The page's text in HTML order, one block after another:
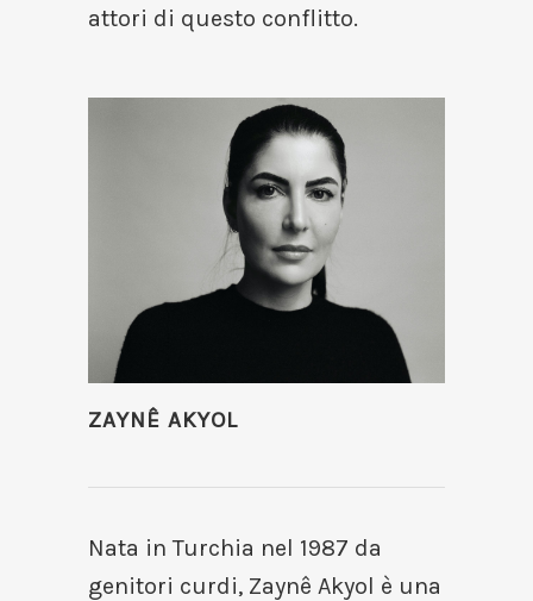
attori di questo conflitto.
ZAYNÊ AKYOL
Nata in Turchia nel 1987 da
genitori curdi, Zaynê Akyol è una